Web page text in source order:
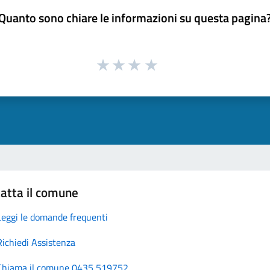
sono chiare le informazioni su questa
il comune
le domande frequenti
Assistenza